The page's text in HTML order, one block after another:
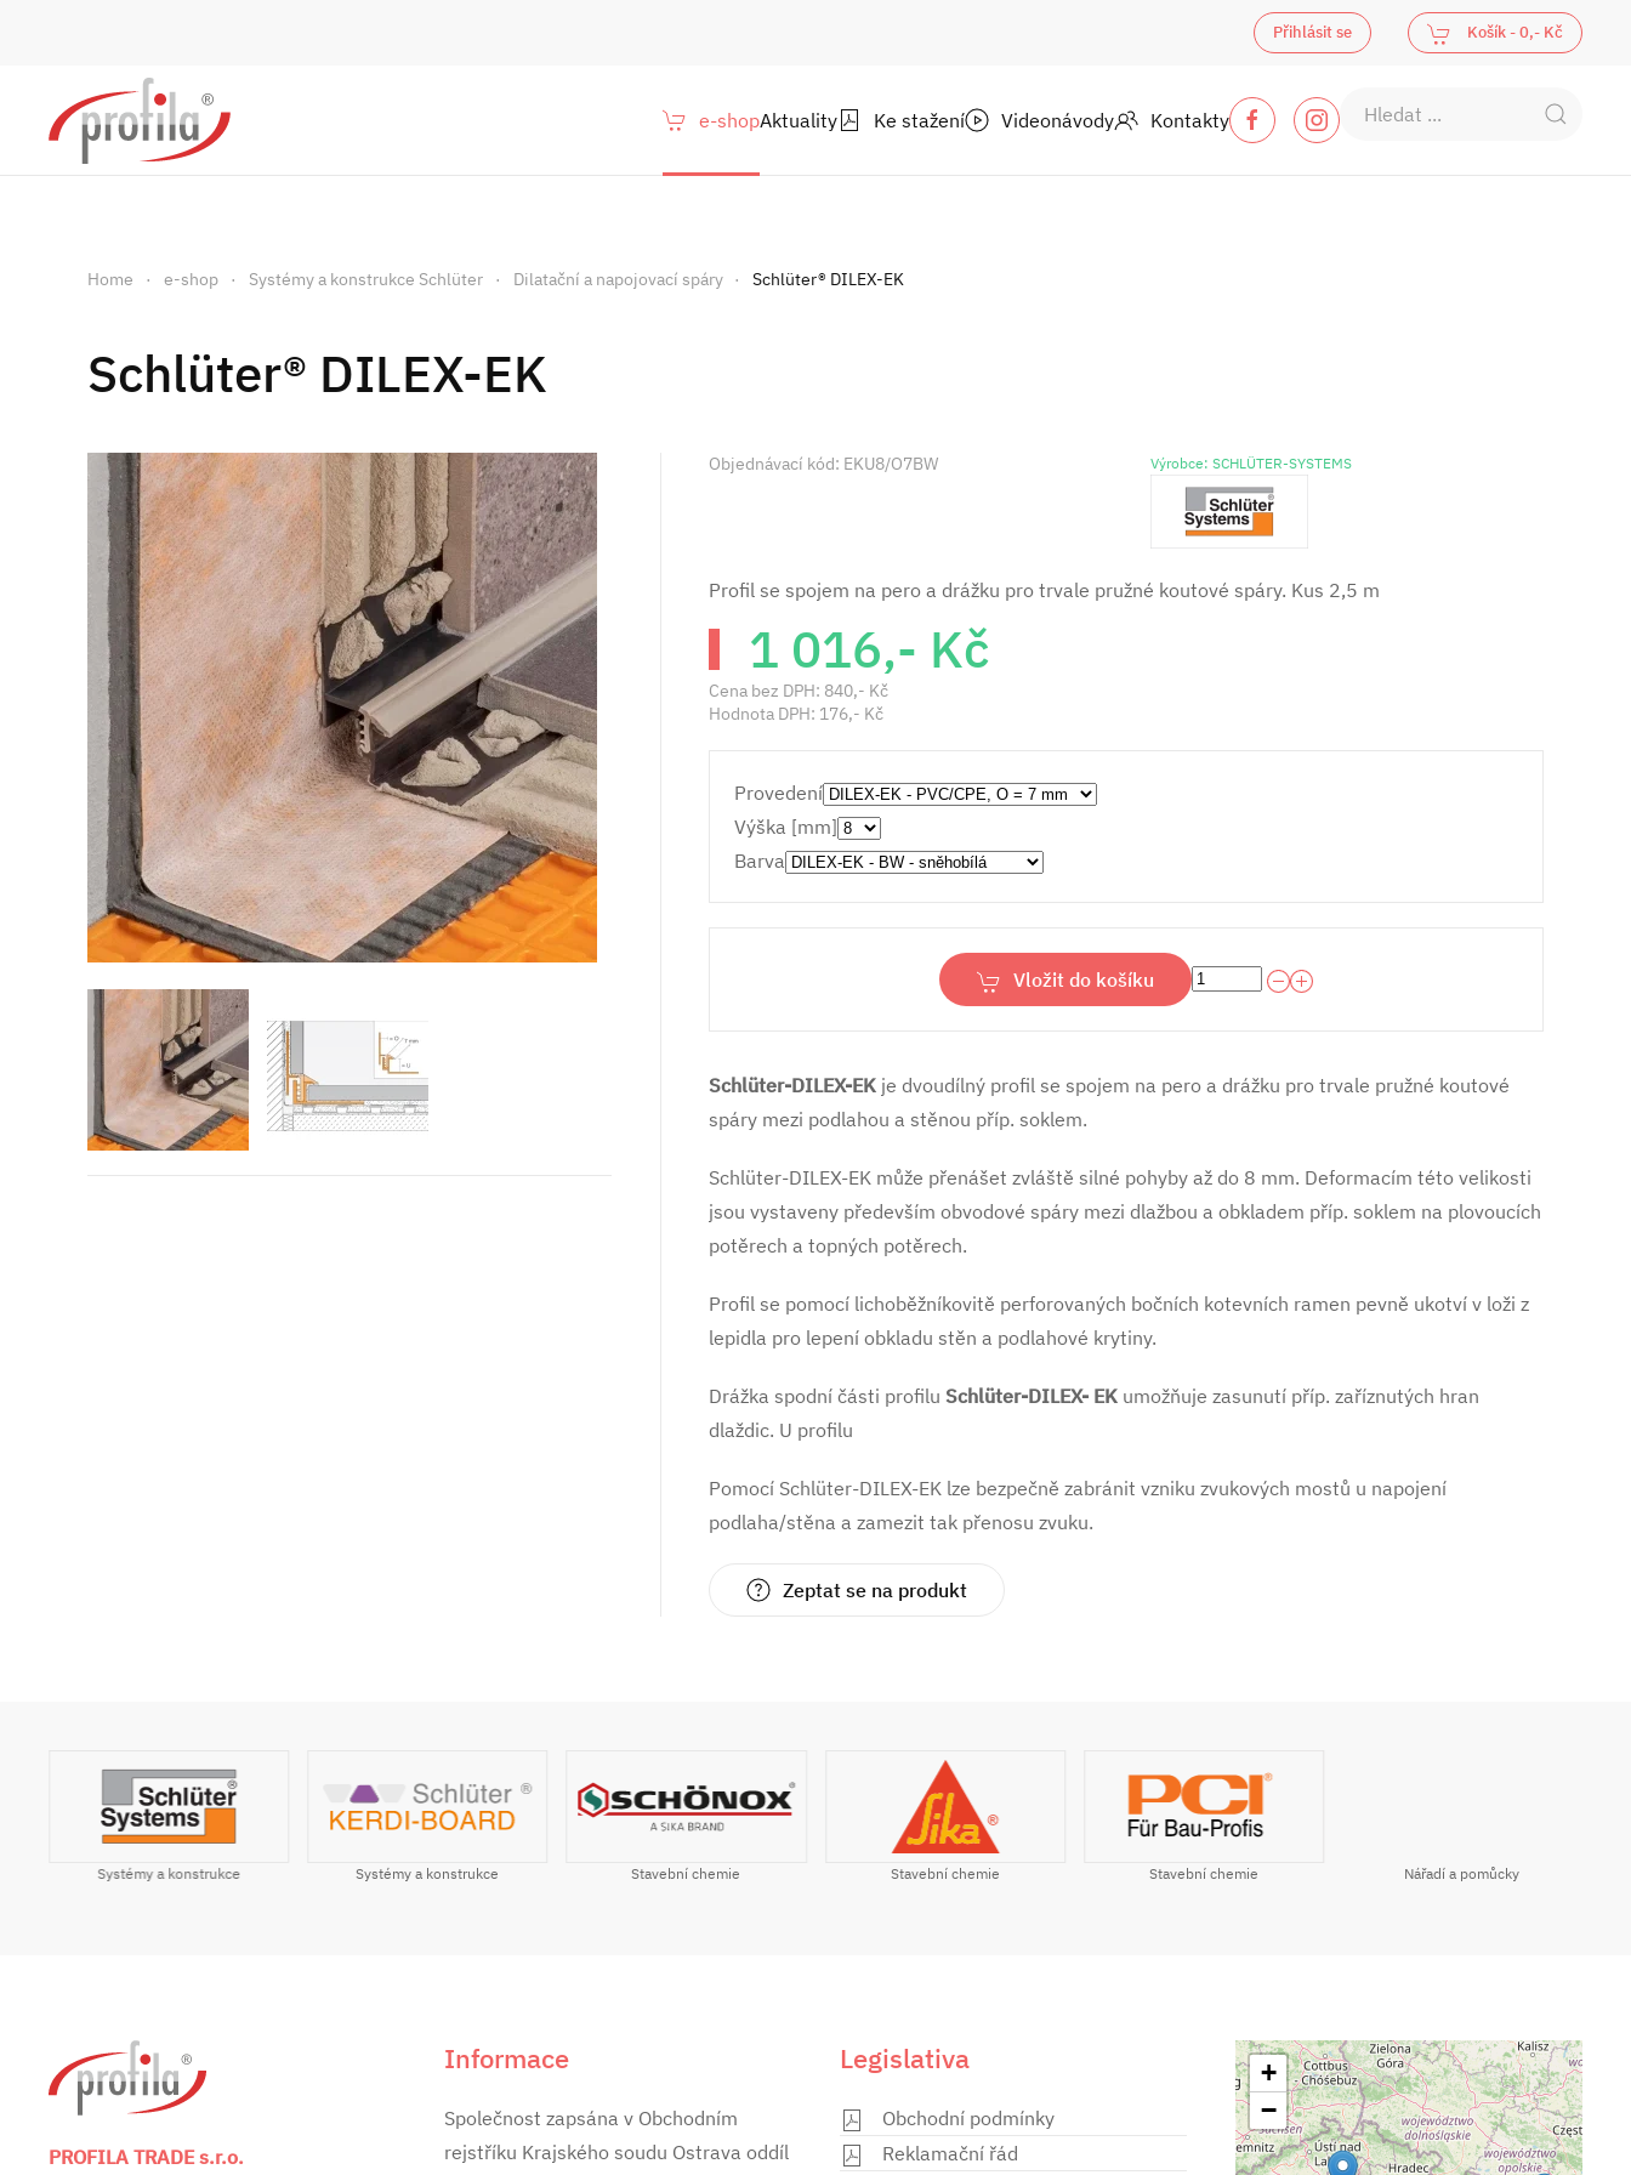
Přihlásit se Košík -0,- Kč
e-shopAktuality Ke stažení Videonávody Kontakty
Home e-shop Systémy a konstrukce Schlüter Dilatační a napojovací spáry Schlüter® DILEX-EK
Schlüter® DILEX-EK
Objednávací kód: EKU8/O7BW Výrobce: SCHLÜTER-SYSTEMS
Profil se spojem na pero a drážku pro trvale pružné koutové spáry. Kus 2,5 m
1 016,- Kč
Cena bez DPH: 840,- Kč
Hodnota DPH: 176,- Kč
Provedení
Výška [mm]
Barva
Vložit do košíku
Schlüter-DILEX-EK je dvoudílný profil se spojem na pero a drážku pro trvale pružné koutové
spáry mezi podlahou a stěnou příp. soklem.
Schlüter-DILEX-EK může přenášet zvláště silné pohyby až do 8 mm. Deformacím této velikosti
jsou vystaveny především obvodové spáry mezi dlažbou a obkladem příp. soklem na plovoucích
potěrech a topných potěrech.
Profil se pomocí lichoběžníkovitě perforovaných bočních kotevních ramen pevně ukotví v loži z
lepidla pro lepení obkladu stěn a podlahové krytiny.
Drážka spodní části profilu Schlüter-DILEX- EK umožňuje zasunutí příp. zaříznutých hran
dlaždic. U profilu
Pomocí Schlüter-DILEX-EK lze bezpečně zabránit vzniku zvukových mostů u napojení
podlaha/stěna a zamezit tak přenosu zvuku.
Zeptat se na produkt
Systémy a konstrukce Systémy a konstrukce Stavební chemie Stavební chemie Stavební chemie Nářadí a pomůcky
PROFILA TRADE s.r.o.
Informace
Společnost zapsána v Obchodním
rejstříku Krajského soudu Ostrava oddíl
Legislativa
Obchodní podmínky
Reklamační řád
+
−